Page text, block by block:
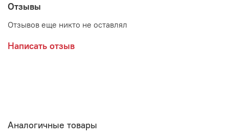
Отзывы
Отзывов еще никто не оставлял
Написать отзыв
Аналогичные товары